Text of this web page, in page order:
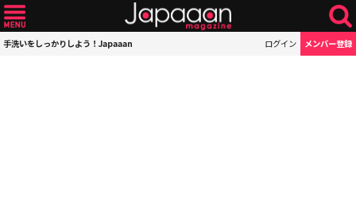
手洗いをしっかりしよう！Japaaan ログイン メンバー登録